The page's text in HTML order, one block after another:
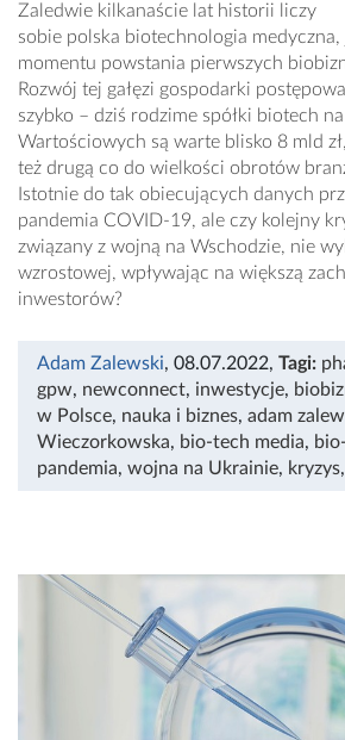
Zaledwie kilkanaście lat historii liczy
sobie polska biotechnologia
momentu powstania pierwszych
Rozwój tej gałęzi gospodarki
szybko – dziś rodzime spółki biotech
Wartościowych są warte blisko 8 mld
też drugą co do wielkości obrotów
Istotnie do tak obiecujących danych
pandemia COVID-19, ale czy kolejny
związany z wojną na Wschodzie, nie
wzrostowej, wpływając na większą
inwestorów?
Adam Zalewski, 08.07.2022, Tagi:
gpw, newconnect, inwestycje,
w Polsce, nauka i biznes, adam
Wieczorkowska, bio-tech media,
pandemia, wojna na Ukrainie, kryzys,